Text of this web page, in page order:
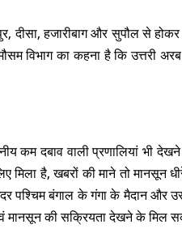
दीसा, हजारीबाग और सुपौल से
विभाग का कहना है कि उत्तरी
दबाव वाली प्रणालियां भी देखने
है, खबरों की माने तो मानसून
पश्चिम बंगाल के गंगा के मैदान
मानसून की सक्रियता देखने के मिल